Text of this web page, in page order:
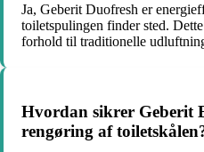
Ja, Geberit Duofresh er
toiletspulingen finder sted.
forhold til traditionelle
Hvordan sikrer Geberit
rengøring af